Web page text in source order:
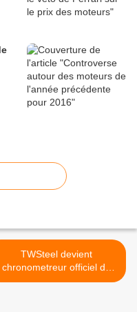
TWSteel devient
chronometreur officiel de
Renault >